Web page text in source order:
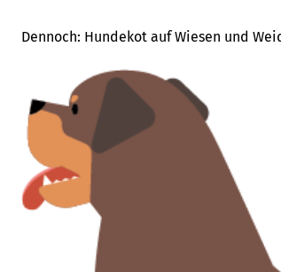
Dennoch: Hundekot auf Wiesen und